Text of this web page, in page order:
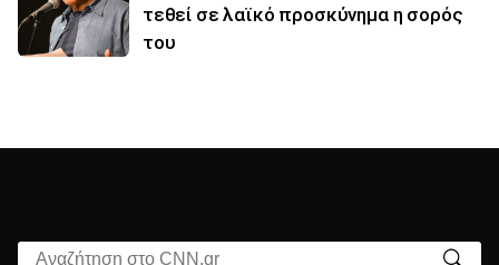
τεθεί σε λαϊκό προσκύνημα η σορός
του
Αναζήτηση στο CNN.gr